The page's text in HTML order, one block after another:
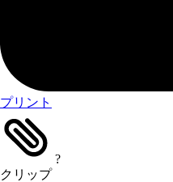
プリント
クリップ
?